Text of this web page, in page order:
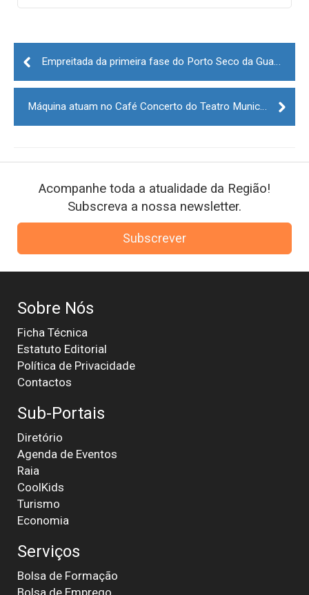
Post
navigation
Empreitada da primeira fase do Porto Seco da Guarda foi adjudicada
Máquina atuam no Café Concerto do Teatro Municipal da Guarda
Acompanhe toda a atualidade da Região!
Subscreva a nossa newsletter.
Subscrever
Sobre Nós
Ficha Técnica
Estatuto Editorial
Política de Privacidade
Contactos
Sub-Portais
Diretório
Agenda de Eventos
Raia
CoolKids
Turismo
Economia
Serviços
Bolsa de Formação